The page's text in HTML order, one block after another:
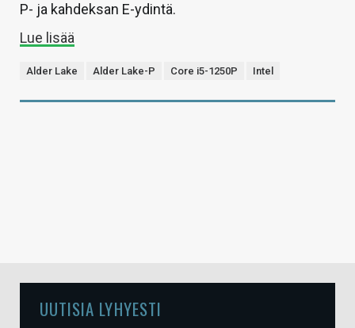
P- ja kahdeksan E-ydintä.
Lue lisää
Alder Lake Alder Lake-P Core i5-1250P Intel
UUTISIA LYHYESTI